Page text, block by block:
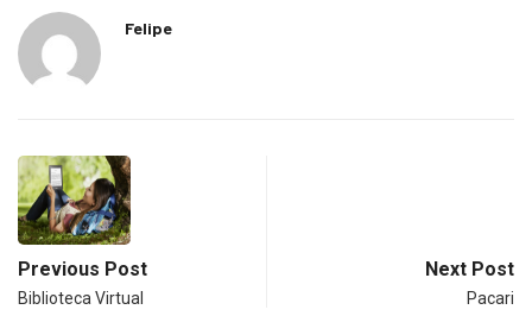
Felipe
Previous Post
Biblioteca Virtual
Next Post
Pacari